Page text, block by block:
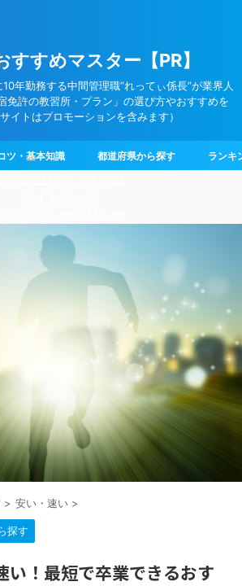
すすめマスター【PR】
年勤務する中間管理職”れってぃ係長”が業界人
免許の教習所・プラン」の選び方やおすすめを
イトはプロモーションを含みます）
ツ・基本知識 都道府県から探す ランキ
> 安い・速い >
探す
い！最短で卒業できるおす